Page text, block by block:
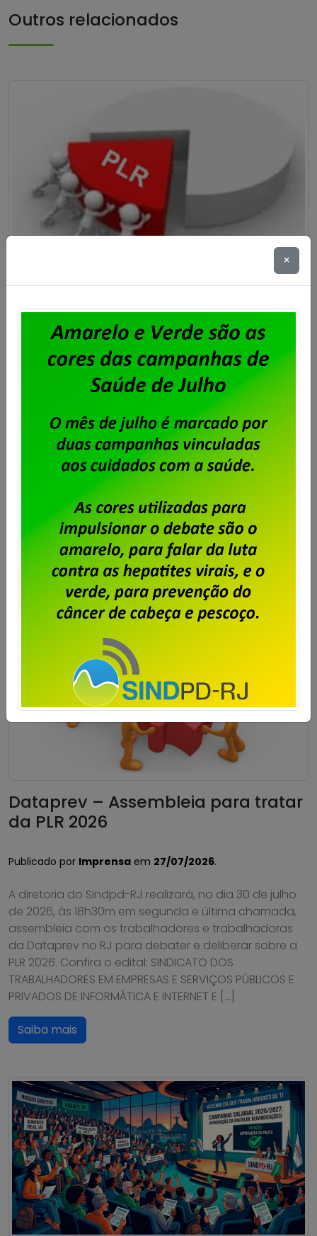
Outros relacionados
aprovam proposta da PLR 2026
Publicado porImprensaem31/07/2026.
Em assembleia realizada ontem, 30 de julho, na sede
do Sindpd-RJ, os trabalhadores e trabalhadoras da
Dataprev aprovaram a proposta de pagamento da
PLR 2026. Foi aprovada também a cobrança de 6%
de Contribuição para Custeio Sindical sobre a PLR
2026, com desconto limitado a 240,00 e direito a
oposição por parte daqueles que não […]
Saiba mais
Dataprev – Assembleia para tratar
da PLR 2026
Publicado por Imprensa em 27/07/2026.
A diretoria do Sindpd-RJ realizará, no dia 30 de julho
de 2026, às 18h30m em segunda e última chamada,
assembleia com os trabalhadores e trabalhadoras
da Dataprev no RJ para debater e deliberar sobre a
PLR 2026. Confira o edital: SINDICATO DOS
TRABALHADORES EM EMPRESAS E SERVIÇOS PÚBLICOS E
PRIVADOS DE INFORMÁTICA E INTERNET E […]
Saiba mais
×